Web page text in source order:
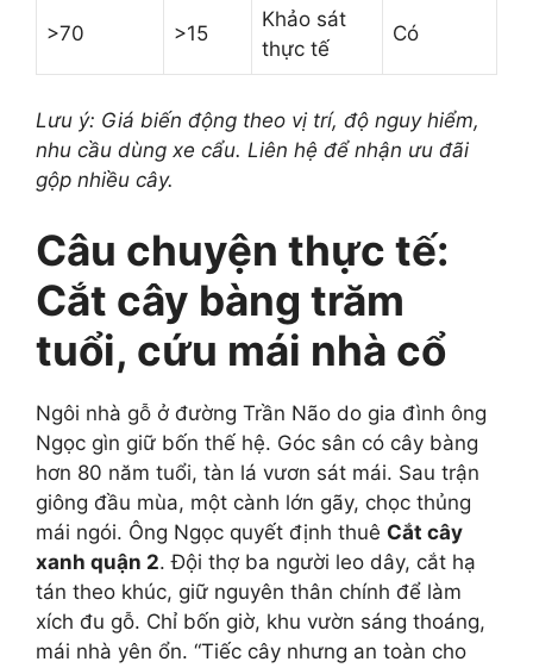
>70 >15
Khảo sát
thực tế
Có
Lưu ý: Giá biến động theo vị trí, độ nguy hiểm,
nhu cầu dùng xe cẩu. Liên hệ để nhận ưu đãi
gộp nhiều cây.
Câu chuyện thực tế:
Cắt cây bàng trăm
tuổi, cứu mái nhà cổ
Ngôi nhà gỗ ở đường Trần Não do gia đình ông
Ngọc gìn giữ bốn thế hệ. Góc sân có cây bàng
hơn 80 năm tuổi, tàn lá vươn sát mái. Sau trận
giông đầu mùa, một cành lớn gãy, chọc thủng
mái ngói. Ông Ngọc quyết định thuê Cắt cây
xanh quận 2. Đội thợ ba người leo dây, cắt hạ
tán theo khúc, giữ nguyên thân chính để làm
xích đu gỗ. Chỉ bốn giờ, khu vườn sáng thoáng,
mái nhà yên ổn. “Tiếc cây nhưng an toàn cho